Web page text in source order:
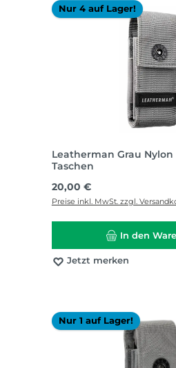
Nur 4 auf Lager!
Leatherman Grau
Taschen
Regulärer Preis:
20,00 €
Preise inkl. MwSt. zzgl.
In den
Jetzt merken
Nur 1 auf Lager!